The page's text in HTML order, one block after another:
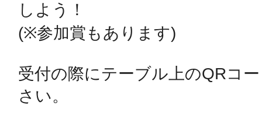
しよう！
(※参加賞もあります)
受付の際にテーブル上のQRコ
さい。
池袋